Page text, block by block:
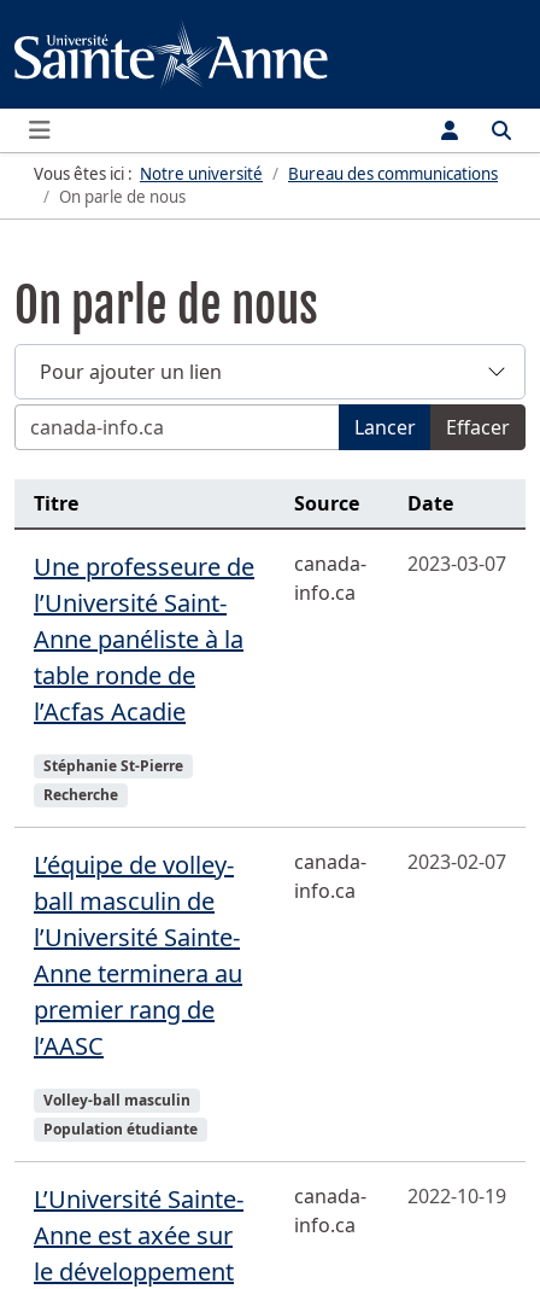
Menu
Vous êtes ici : Notre université
Bureau des communications
On parle de nous
On parle de nous
Pour ajouter un lien
Filtrer par titre, sujet, nom de personne, source, année
Lancer Effacer
Titre Source Date
Une professeure de
l’Université Saint-
Anne panéliste à la
table ronde de
l’Acfas Acadie
Sujets
Stéphanie St-Pierre
Recherche
canada-
info.ca
2023-03-07
L’équipe de volley-
ball masculin de
l’Université Sainte-
Anne terminera au
premier rang de
l’AASC
Sujets
Volley-ball masculin
Population étudiante
canada-
info.ca
2023-02-07
L’Université Sainte-
Anne est axée sur
le développement
canada-
info.ca
2022-10-19